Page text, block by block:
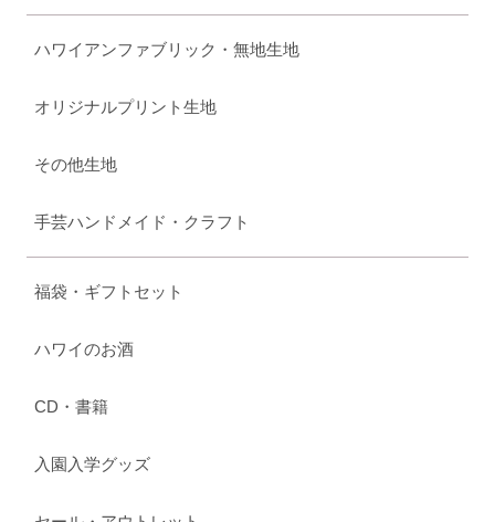
ハワイアンファブリック・無地生地
オリジナルプリント生地
その他生地
手芸ハンドメイド・クラフト
福袋・ギフトセット
ハワイのお酒
CD・書籍
入園入学グッズ